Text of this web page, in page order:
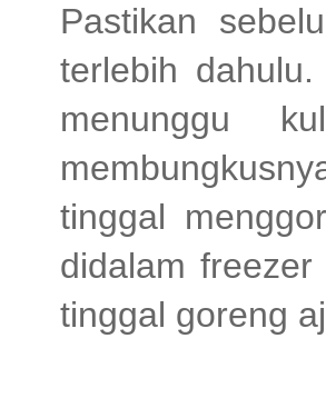
Pastikan
terlebih
menunggu
tinggal
didalam
tinggal goreng